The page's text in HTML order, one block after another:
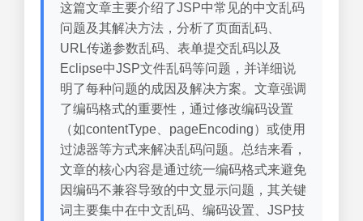
这篇文章主要介绍了JSP中常见的中文乱码
问题及其解决方法，分析了页面乱码、
URL传递参数乱码、表单提交乱码以及
Eclipse中JSP文件乱码等问题，并详细说
明了每种问题的成因及解决方案。文章强调
了编码格式的重要性，通过修改编码设置
（如contentType、pageEncoding）或使用
过滤器等方式来解决乱码问题。总结来看，
文章的核心内容是通过统一编码格式来避免
因编码不兼容导致的中文显示问题，其关键
词主要集中在中文乱码、编码设置、JSP技